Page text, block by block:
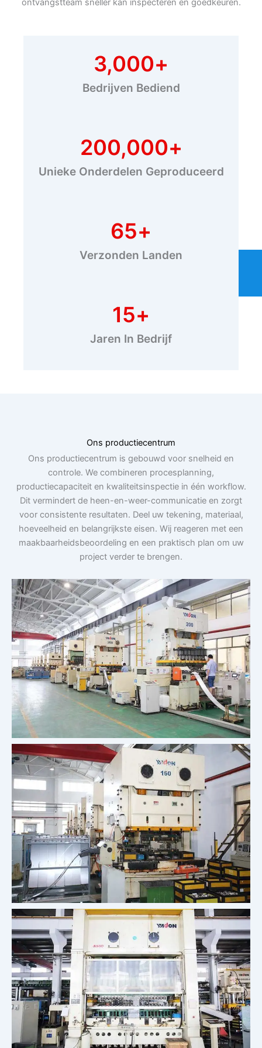
ontvangstteam sneller kan inspecteren en goedkeuren.
Bedrijven Bediend
3,000+
Unieke Onderdelen Geproduceerd
200,000+
Verzonden Landen
65+
Jaren In Bedrijf
15+
Ons productiecentrum
Ons productiecentrum is gebouwd voor snelheid en
controle. We combineren procesplanning,
productiecapaciteit en kwaliteitsinspectie in één workflow.
Dit vermindert de heen-en-weer-communicatie en zorgt
voor consistente resultaten. Deel uw tekening, materiaal,
hoeveelheid en belangrijkste eisen. Wij reageren met een
maakbaarheidsbeoordeling en een praktisch plan om uw
project verder te brengen.